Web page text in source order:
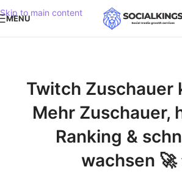
Skip to main content
MENU
Twitch Zuschauer
Mehr Zuschauer,
Ranking &
wachsen 🚀